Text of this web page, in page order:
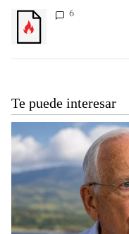
Un artículo de tendencia
6